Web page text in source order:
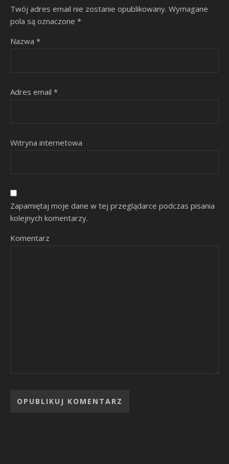
Twój adres email nie zostanie opublikowany. Wymagane
pola są oznaczone *
Nazwa *
Adres email *
Witryna internetowa
Zapamiętaj moje dane w tej przeglądarce podczas pisania
kolejnych komentarzy.
Komentarz